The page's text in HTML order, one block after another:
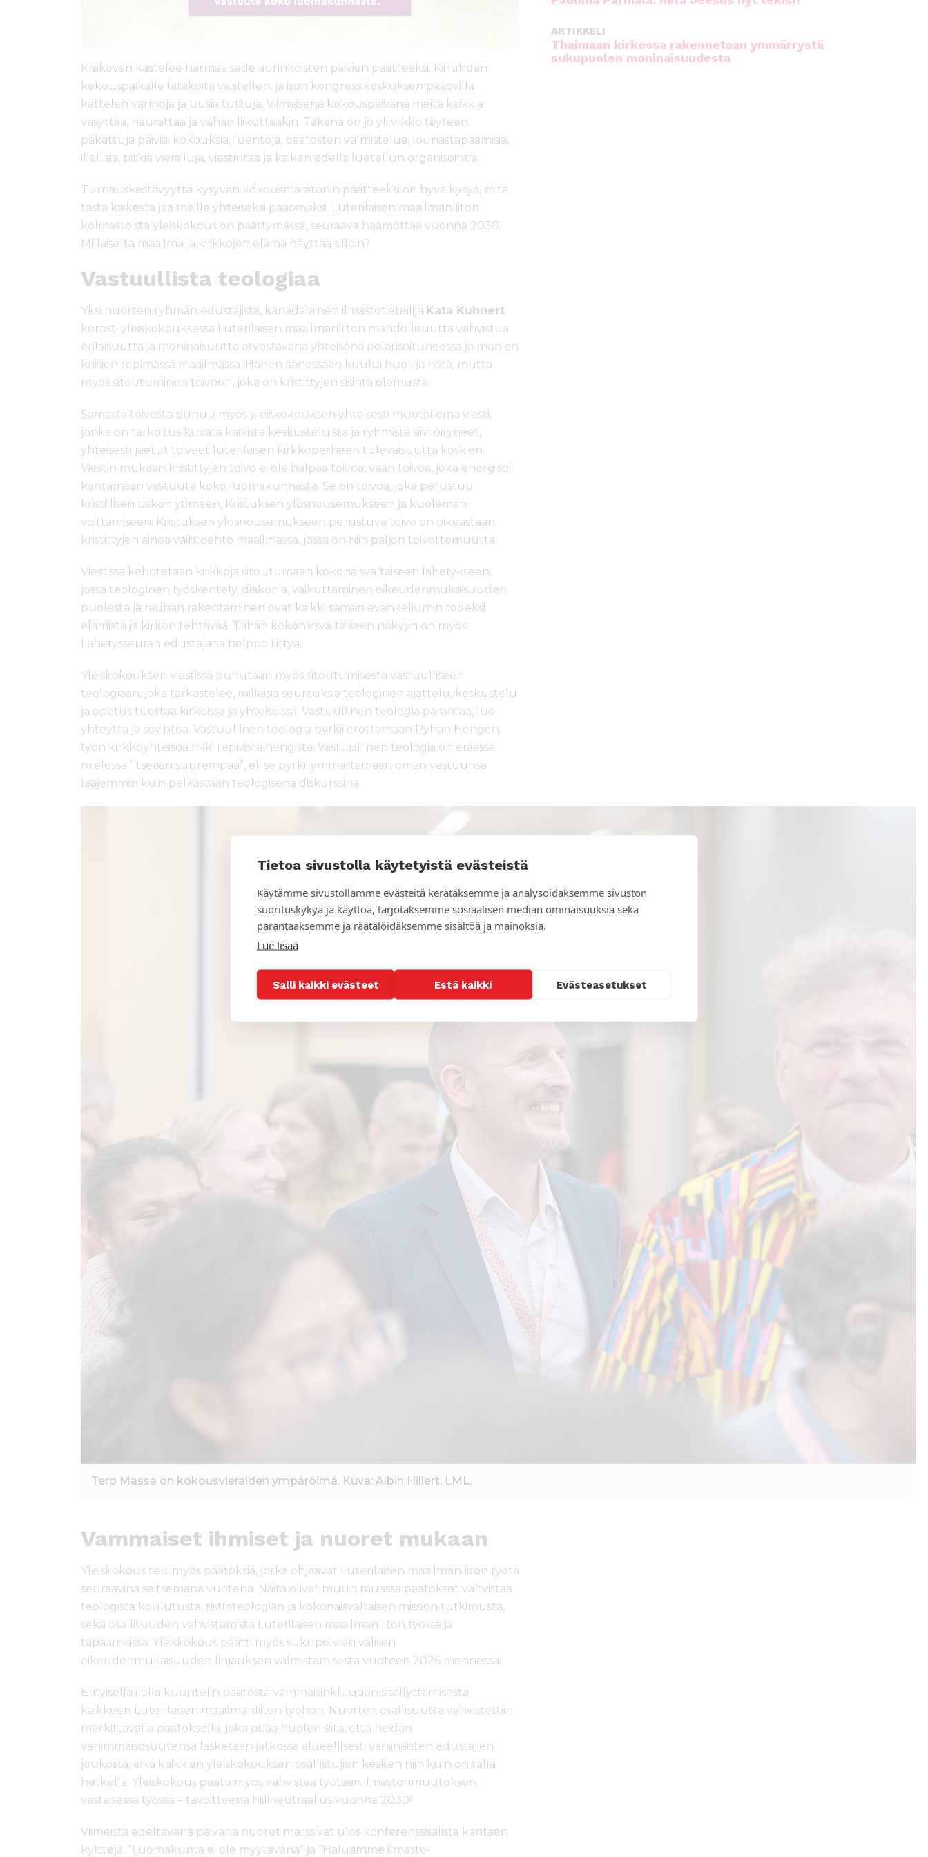
Tietoa sivustolla käytetyistä evästeistä
Käytämme sivustollamme evästeitä kerätäksemme ja analysoidaksemme sivuston
suorituskykyä ja käyttöä, tarjotaksemme sosiaalisen median ominaisuuksia sekä
parantaaksemme ja räätälöidäksemme sisältöä ja mainoksia.
Lue lisää
Salli kaikki evästeet Estä kaikki Evästeasetukset
Krakovan kastelee harmaa sade aurinkoisten päivien päätteeksi. Kiiruhdan
kokouspaikalle lätäköitä väistellen, ja ison kongressikeskuksen pääovilla
kättelen vanhoja ja uusia tuttuja. Viimeisenä kokouspäivänä meitä kaikkia
väsyttää, naurattaa ja vähän liikuttaakin. Takana on jo yli viikko täyteen
pakattuja päiviä: kokouksia, luentoja, päätösten valmistelua, lounastapaamisia,
illallisia, pitkiä vierailuja, viestintää ja kaiken edellä luetellun organisointia.
Turnauskestävyyttä kysyvän kokousmaratonin päätteeksi on hyvä kysyä, mitä
tästä kaikesta jää meille yhteiseksi pääomaksi. Luterilaisen maailmanliiton
kolmastoista yleiskokous on päättymässä, seuraava häämöttää vuonna 2030.
Millaiselta maailma ja kirkkojen elämä näyttää silloin?
Vastuullista teologiaa
Yksi nuorten ryhmän edustajista, kanadalainen ilmastotieteilijä Kata Kuhnert
korosti yleiskokouksessa Luterilaisen maailmanliiton mahdollisuutta vahvistua
erilaisuutta ja moninaisuutta arvostavana yhteisönä polarisoituneessa ja monien
kriisien repimässä maailmassa. Hänen äänessään kuului huoli ja hätä, mutta
myös sitoutuminen toivoon, joka on kristittyjen sisintä olemusta.
Samasta toivosta puhuu myös yleiskokouksen yhteisesti muotoilema viesti,
jonka on tarkoitus kuvata kaikista keskusteluista ja ryhmistä siivilöityneet,
yhteisesti jaetut toiveet luterilaisen kirkkoperheen tulevaisuutta koskien.
Viestin mukaan kristittyjen toivo ei ole halpaa toivoa, vaan toivoa, joka energisoi
kantamaan vastuuta koko luomakunnasta. Se on toivoa, joka perustuu
kristillisen uskon ytimeen, Kristuksen ylösnousemukseen ja kuoleman
voittamiseen. Kristuksen ylösnousemukseen perustuva toivo on oikeastaan
kristittyjen ainoa vaihtoehto maailmassa, jossa on niin paljon toivottomuutta.
Viestissä kehotetaan kirkkoja sitoutumaan kokonaisvaltaiseen lähetykseen,
jossa teologinen työskentely, diakonia, vaikuttaminen oikeudenmukaisuuden
puolesta ja rauhan rakentaminen ovat kaikki saman evankeliumin todeksi
elämistä ja kirkon tehtävää. Tähän kokonaisvaltaiseen näkyyn on myös
Lähetysseuran edustajana helppo liittyä.
Yleiskokouksen viestissä puhutaan myös sitoutumisesta vastuulliseen
teologiaan, joka tarkastelee, millaisia seurauksia teologinen ajattelu, keskustelu
ja opetus tuottaa kirkoissa ja yhteisöissä. Vastuullinen teologia parantaa, luo
yhteyttä ja sovintoa. Vastuullinen teologia pyrkii erottamaan Pyhän Hengen
työn kirkkoyhteisöä rikki repivistä hengistä. Vastuullinen teologia on eräässä
mielessä ”itseään suurempaa”, eli se pyrkii ymmärtämään oman vastuunsa
laajemmin kuin pelkästään teologisena diskurssina.
Tero Massa on kokousvieraiden ympäröimä. Kuva: Albin Hillert, LML.
Vammaiset ihmiset ja nuoret mukaan
Yleiskokous teki myös päätöksiä, jotka ohjaavat Luterilaisen maailmanliiton työtä
seuraavina seitsemänä vuotena. Näitä olivat muun muassa päätökset vahvistaa
teologista koulutusta, ristinteologian ja kokonaisvaltaisen mission tutkimusta,
sekä osallisuuden vahvistamista Luterilaisen maailmanliiton työssä ja
tapaamisissa. Yleiskokous päätti myös sukupolvien välisen
oikeudenmukaisuuden linjauksen valmistamisesta vuoteen 2026 mennessä.
Erityisellä ilolla kuuntelin päätöstä vammaisinkluusion sisällyttämisestä
kaikkeen Luterilaisen maailmanliiton työhön. Nuorten osallisuutta vahvistettiin
merkittävällä päätöksellä, joka pitää huolen siitä, että heidän
vähimmäisosuutensa lasketaan jatkossa alueellisesti varsinaisten edustajien
joukosta, eikä kaikkien yleiskokouksen osallistujien kesken niin kuin on tällä
hetkellä. Yleiskokous päätti myös vahvistaa työtään ilmastonmuutoksen
vastaisessa työssä – tavoitteena hiilineutraalius vuonna 2030!
Viimeistä edeltävänä päivänä nuoret marssivat ulos konferenssisalista kantaen
kylttejä: ”Luomakunta ei ole myytävänä” ja ”Haluamme ilmasto-
ARTIKKELI
Thaimaan kirkossa rakennetaan ymmärrystä
sukupuolen moninaisuudesta